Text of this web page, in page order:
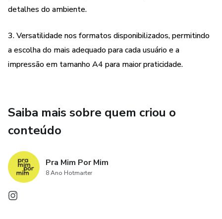
detalhes do ambiente.
3. Versatilidade nos formatos disponibilizados, permitindo
a escolha do mais adequado para cada usuário e a
impressão em tamanho A4 para maior praticidade.
Saiba mais sobre quem criou o
conteúdo
Pra Mim Por Mim
8 Ano Hotmarter